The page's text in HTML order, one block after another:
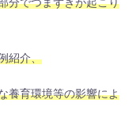
分でつまずきが起こり
紹介、
養育環境等の影響によ